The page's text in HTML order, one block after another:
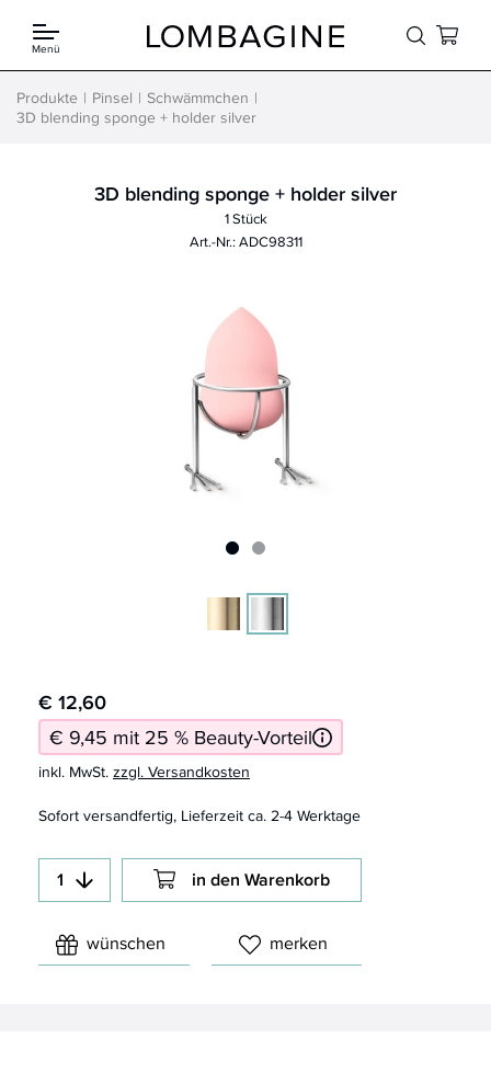
Menü
Produkte Pinsel
Schwämmchen
3D blending sponge + holder silver
3D blending sponge + holder silver
1 Stück
Art.-Nr.: ADC98311
€ 12,60
€ 9,45 mit 25 % Beauty-Vorteil
inkl. MwSt.zzgl. Versandkosten
Sofort versandfertig, Lieferzeit ca. 2-4 Werktage
in den Warenkorb
wünschen merken